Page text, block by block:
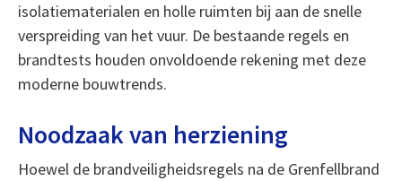
isolatiematerialen en holle ruimten bij aan de snelle
verspreiding van het vuur. De bestaande regels en
brandtests houden onvoldoende rekening met deze
moderne bouwtrends.
Noodzaak van herziening
Hoewel de brandveiligheidsregels na de Grenfellbrand